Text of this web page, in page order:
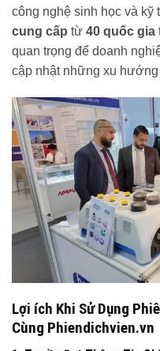
công nghệ sinh học và kỹ
cung cấp từ 40 quốc gia
quan trọng để doanh
cập nhật những xu
Lợi ích Khi Sử Dụng
Cùng Phiendichvien.vn